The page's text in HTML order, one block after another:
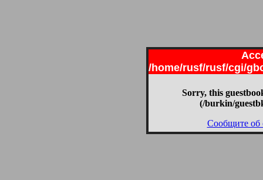
/home/rusf/rusf/cgi/
Sorry, this
(/burkin/
Сообщите об